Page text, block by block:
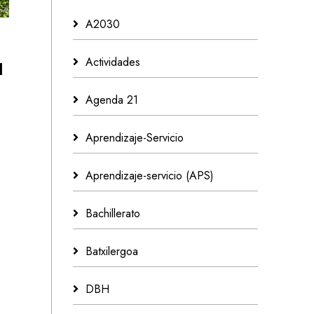
A2030
Actividades
Agenda 21
Aprendizaje-Servicio
Aprendizaje-servicio (APS)
Bachillerato
Batxilergoa
DBH